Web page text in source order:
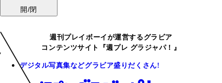
開/閉
週刊プレイボーイが運営するグラビア
コンテンツサイト『週プレ グラジャパ！』
デジタル写真集などグラビア盛りだくさん!